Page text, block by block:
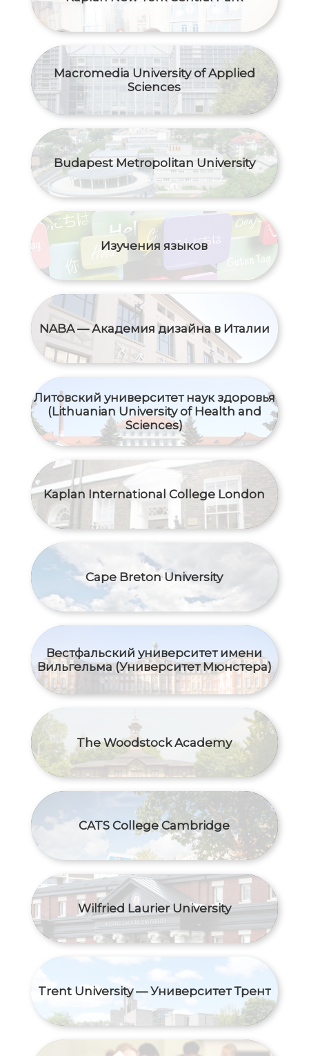
Macromedia University of Applied
Sciences
Budapest Metropolitan University
Изучения языков
NABA — Академия дизайна в Италии
Литовский университет наук здоровья
(Lithuanian University of Health and
Sciences)
Kaplan International College London
Cape Breton University
Вестфальский университет имени
Вильгельма (Университет Мюнстера)
The Woodstock Academy
CATS College Cambridge
Wilfried Laurier University
Trent University — Университет Трент